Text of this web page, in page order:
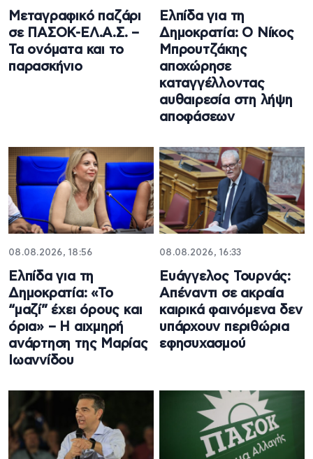
Μεταγραφικό παζάρι
σε ΠΑΣΟΚ-ΕΛ.Α.Σ. –
Τα ονόματα και το
παρασκήνιο
Ελπίδα για τη
Δημοκρατία: Ο Νίκος
Μπρουτζάκης
αποχώρησε
καταγγέλλοντας
αυθαιρεσία στη λήψη
αποφάσεων
08.08.2026, 18:56
Ελπίδα για τη
Δημοκρατία: «Το
“μαζί” έχει όρους και
όρια» – Η αιχμηρή
ανάρτηση της Μαρίας
Ιωαννίδου
08.08.2026, 16:33
Ευάγγελος Τουρνάς:
Απέναντι σε ακραία
καιρικά φαινόμενα δεν
υπάρχουν περιθώρια
εφησυχασμού